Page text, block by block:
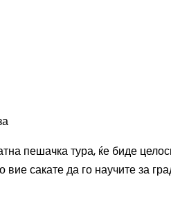
пешачка тура, ќе биде
сакате да го научите за